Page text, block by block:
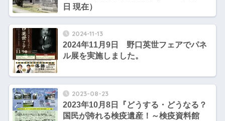
日 現在）
2024-11-13
2024年11月9日 野口英世フェアでパネ
ル展を実施しました。
2023-08-23
2023年10月8日『どうする・どうなる？
国民が誇れる検疫遺産！～検疫資料館